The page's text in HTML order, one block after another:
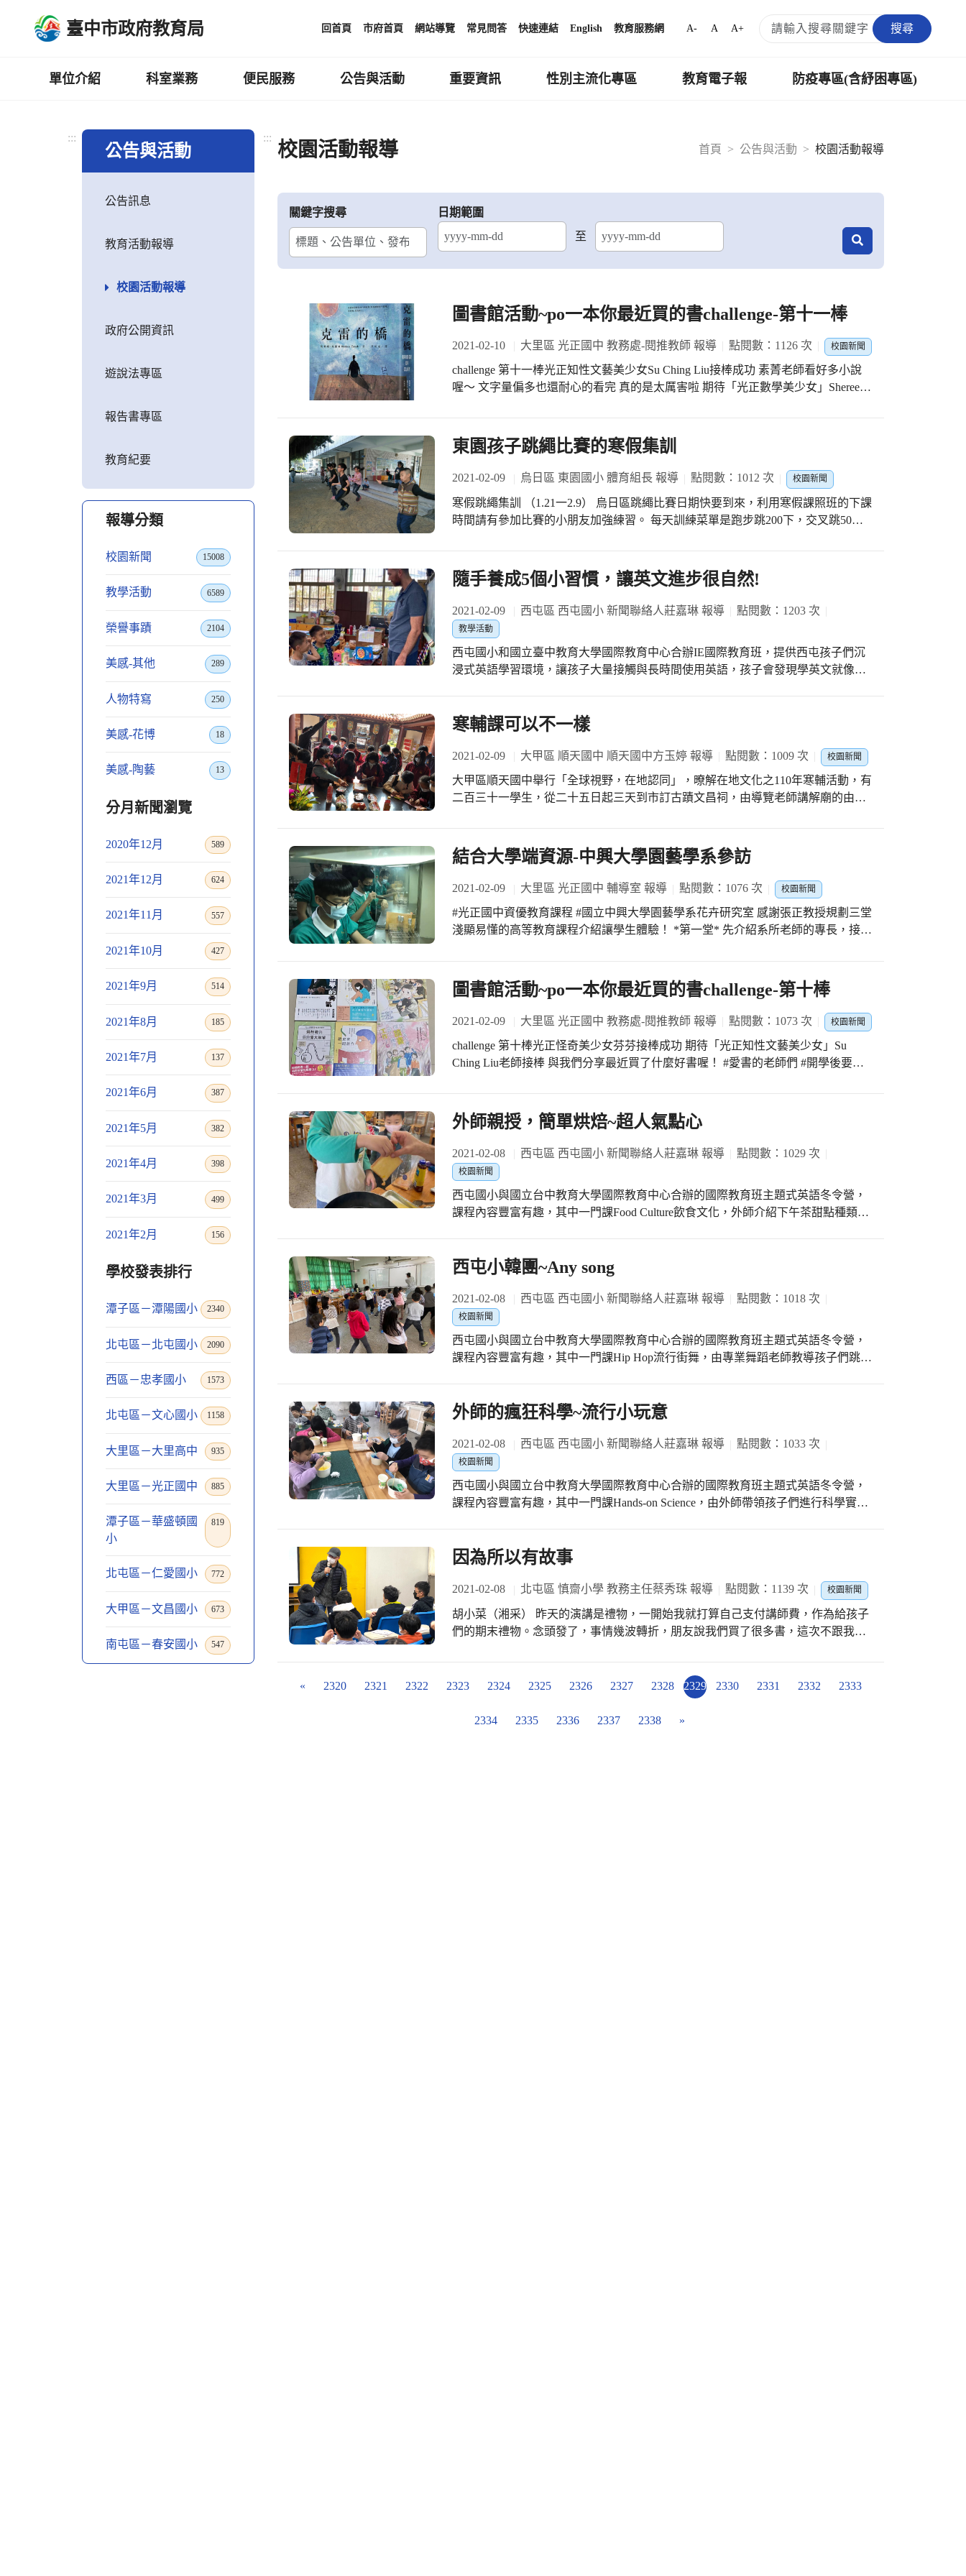
臺中市政府教育局 回首頁 市府首頁 網站導覽 常見問答 快速連結 English 教育服務網 A- A A+ 搜尋
單位介紹 科室業務 便民服務 公告與活動 重要資訊 性別主流化專區 教育電子報 防疫專區(含紓困專區)
:::
公告與活動
公告訊息
教育活動報導
校園活動報導
政府公開資訊
遊說法專區
報告書專區
教育紀要
報導分類
校園新聞 15008
教學活動 6589
榮譽事蹟 2104
美感-其他 289
人物特寫 250
美感-花博 18
美感-陶藝 13
分月新聞瀏覽
2020年12月 589
2021年12月 624
2021年11月 557
2021年10月 427
2021年9月 514
2021年8月 185
2021年7月 137
2021年6月 387
2021年5月 382
2021年4月 398
2021年3月 499
2021年2月 156
學校發表排行
潭子區－潭陽國小 2340
北屯區－北屯國小 2090
西區－忠孝國小 1573
北屯區－文心國小 1158
大里區－大里高中 935
大里區－光正國中 885
潭子區－華盛頓國
小
819
北屯區－仁愛國小 772
大甲區－文昌國小 673
南屯區－春安國小 547
:::
首頁
公告與活動 校園活動報導
校園活動報導
關鍵字搜尋
日期範圍
至
結束日期
圖書館活動~po一本你最近買的書challenge-第十一棒
2021-02-10 大里區 光正國中 教務處-閱推教師 報導 點閱數：1126 次 校園新聞
challenge 第十一棒光正知性文藝美少女Su Ching Liu接棒成功 素菁老師看好多小說
喔～ 文字量偏多也還耐心的看完 真的是太厲害啦 期待「光正數學美少女」Sheree
----------------------------------- 【素菁老師的PO文】 我買書除了看內容，有時候是被封
面或書封吸引(外貌協會嗎) 有時會摸一摸書的質感，只差沒拿起來聞一聞 所以喜歡
實體書店的存在，能夠感受書的溫度 介紹一下最近買的書~ 1.《克雷的橋》:主人翁
克雷藉著蓋一座橋，修復自己及家庭所受的創傷。這本書的敘事手法很特別(就是很
難看懂)，花了一個月才斷斷續續讀完，讀到最後會被克雷所做的一切感動。後來去
圖書館借了作者的上本書，覺得偷書賊比較好看說~ 2.《漣漪的夜晚》:完全就是被
寫的小說，因為能一氣呵成看完 3.《仙靈傳奇套書》:小孩很愛的一套書，很適合青
重新認識、愛上自己的文化。推~~ 4.《養氣》:朋友推薦我的書，淺顯易入門的氣功
書，透過練天樁與地樁，與天地連線，消除壓力與負面情緒，培養好氣感。 5.《祈
念之樹》:東野圭吾繼解憂雜貨店之後的非推理系小說。誠實地說，還沒拆來閱讀...
昨天先看校長借我的《迷宮裡的魔術師》 最後，介紹我去圖書館借過，覺得很特別
數學老師Sheree Yu接棒
東園孩子跳繩比賽的寒假集訓
2021-02-09 烏日區 東園國小 體育組長 報導 點閱數：1012 次 校園新聞
寒假跳繩集訓 （1.21一2.9） 烏日區跳繩比賽日期快要到來，利用寒假課照班的下課
時間請有參加比賽的小朋友加強練習。 每天訓練菜單是跑步跳200下，交叉跳50
至有些人也會利用其餘下課時間練習，看到小朋友的技術逐漸成熟，透過每天的持
續練習，希望他們可以從跳繩養成規律運動的好習慣，以及可以長高、長壯，這就
是孩子最大的收穫！
隨手養成5個小習慣，讓英文進步很自然!
2021-02-09 西屯區 西屯國小 新聞聯絡人莊嘉琳 報導 點閱數：1203 次
教學活動
西屯國小和國立臺中教育大學國際教育中心合辦IE國際教育班，提供西屯孩子們沉
浸式英語學習環境，讓孩子大量接觸與長時間使用英語，孩子會發現學英文就像習
躍舉手發言 5.下課找外師聊天 #3/27(六)上午11:00~12:00西屯國小110學年度IE國際
班+雙語音樂+外師協同教學 #我愛西屯
寒輔課可以不一樣
2021-02-09 大甲區 順天國中 順天國中方玉婷 報導 點閱數：1009 次 校園新聞
大甲區順天國中舉行「全球視野，在地認同」，暸解在地文化之110年寒輔活動，有
二百三十一學生，從二十五日起三天到市訂古蹟文昌祠，由導覽老師講解廟的由來
導覽外，亦安排學生前往大甲鎮瀾宮進行參訪及導覽，瞭解世界三大宗教文化之一
的大甲媽祖文化；為了讓學生更進一步瞭解不同國家宗教文化差異，校方更精心安
排日本神祉文化的講座課程，讓學生能透過講座課程及實地參訪導覽，進而欣賞、
比較、認同不同國家之間的文化差異，讓學生的寒輔課更別具意義。
結合大學端資源-中興大學園藝學系參訪
2021-02-09 大里區 光正國中 輔導室 報導 點閱數：1076 次 校園新聞
#光正國中資優教育課程 #國立中興大學園藝學系花卉研究室 感謝張正教授規劃三堂
淺顯易懂的高等教育課程介紹讓學生體驗！ *第一堂* 先介紹系所老師的專長，接著
也告訴大家最近很火紅的彼岸花（鬼滅之刃）其實就是紅花石蒜。 *第二堂* 我們進
入了蘭花生長的溫室，學姊先介紹蘭花的花瓣組成，尤其是不同品種的蘭花，唇形
瓣都有不同的特徵，學生看的超專注，也開始問問題。另外，蘭花的雄蕊與雌蕊互
相癒合成為「合蕊柱」，這也是蘭花的特徵！老師還分享實驗室育種的一些蘭花，
每個都超美，尤其是「興大跳舞蘭」，真的超像少女在跳舞，老師也說，即將進入
市場，超讚的品種 *第三堂* 因為蘭花在自然界很難以種子的狀態發芽生長（未熟
先示範說明流程，再兩人一組輪流操作，將跳舞蘭的原球體分株到新的培養基。最
其是感受到張老師對研究的投入、熱情與執著，希望學生都收穫滿滿 也感謝學校的
行政支援 #光正國中 #感謝楊惠涵老師全程陪伴並規劃課程 #感謝紘瑋組長與光榮主
任協助接送
圖書館活動~po一本你最近買的書challenge-第十棒
2021-02-09 大里區 光正國中 教務處-閱推教師 報導 點閱數：1073 次 校園新聞
challenge 第十棒光正怪奇美少女芬芬接棒成功 期待「光正知性文藝美少女」Su
Ching Liu老師接棒 與我們分享最近買了什麼好書喔！ #愛書的老師們 #開學後要來
慣買二手書 經濟又實惠 所以以下這些新書不是買的 都是參加贈書抽獎活動拿到的
《做夢的勇氣：不放棄熱情，也不要忘記內心￼》 —作者實在太熱血，一般人真的很
難做到啊 《我們為什麼要讀書？為什麼要工作？：認識世界與自己，啟動未來無限
可能（全套兩冊）￼》 ￼￼—以漫畫形式試圖幫助我們重新思考唸書和工作的意義￼，雖然
我看了還是很徬徨 《給不小心就會太焦慮的你：摘下「窮忙濾鏡」x擺脫「不安迴
圈」，找回自己的人生》 —最近真的習慣性焦慮，搞到自己的身體很差，可惜看了
書上的改善方式好像也沒什麼用耶 《跟史家一起創作：近代史學的閱讀方法與寫作
前輩：令人崇拜是有道理的！愉快的實驗器材博物館》 —之前為了拿到書就寫過試
科書再造計畫能快快開發到國中端 最後誠摯邀請光正知性文藝美少女Su Ching Liu
接棒
外師親授，簡單烘焙~超人氣點心
2021-02-08 西屯區 西屯國小 新聞聯絡人莊嘉琳 報導 點閱數：1029 次
校園新聞
西屯國小與國立台中教育大學國際教育中心合辦的國際教育班主題式英語冬令營，
課程內容豐富有趣，其中一門課Food Culture飲食文化，外師介紹下午茶甜點種類，
以中小火將吐司兩面煎至金黃色。大家品嘗著香濃四溢的金黃大方塊，直呼Yummy!
迎小一新生家長報名參加~ #雙語公校 西屯首選 #IE國際教育班+雙語音樂+外師協同
教學 #我愛西屯
西屯小韓團~Any song
2021-02-08 西屯區 西屯國小 新聞聯絡人莊嘉琳 報導 點閱數：1018 次
校園新聞
西屯國小與國立台中教育大學國際教育中心合辦的國際教育班主題式英語冬令營，
課程內容豐富有趣，其中一門課Hip Hop流行街舞，由專業舞蹈老師教導孩子們跳出
#3/27(六)上午11:00~12:00西屯國小110學年度IE國際教育班招生說明會，歡迎小一新
愛西屯
外師的瘋狂科學~流行小玩意
2021-02-08 西屯區 西屯國小 新聞聯絡人莊嘉琳 報導 點閱數：1033 次
校園新聞
西屯國小與國立台中教育大學國際教育中心合辦的國際教育班主題式英語冬令營，
課程內容豐富有趣，其中一門課Hands-on Science，由外師帶領孩子們進行科學實
色的史萊姆讓孩子愛不釋手! #3/27(六)上午11:00~12:00西屯國小110學年度IE國際教
+雙語音樂+外師協同教學 #我愛西屯
因為所以有故事
2021-02-08 北屯區 慎齋小學 教務主任蔡秀珠 報導 點閱數：1139 次 校園新聞
胡小菜（湘采） 昨天的演講是禮物，一開始我就打算自己支付講師費，作為給孩子
們的期末禮物。念頭發了，事情幾波轉折，朋友說我們買了很多書，這次不跟我收
他們這三年來聽我說故事的時間點，他們才恍然，故事原來就在那兒，只有誰看見
了，誰還沒，誰看懂了，誰還沒領會，我當然也會去偷故事，那是我工作中的一部
分。 回到昨天的演講，兩班的孩子絕大多數都好投入，大概連廁所都捨不得去（連
« 2320 2321 2322 2323 2324 2325 2326 2327 2328 2329 2330 2331 2332 2333
2334 2335 2336 2337 2338 »